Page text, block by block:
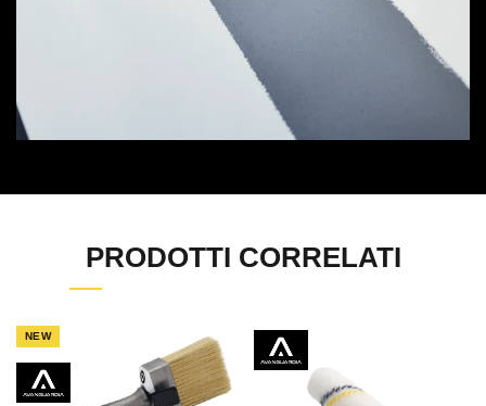
PRODOTTI CORRELATI
NEW